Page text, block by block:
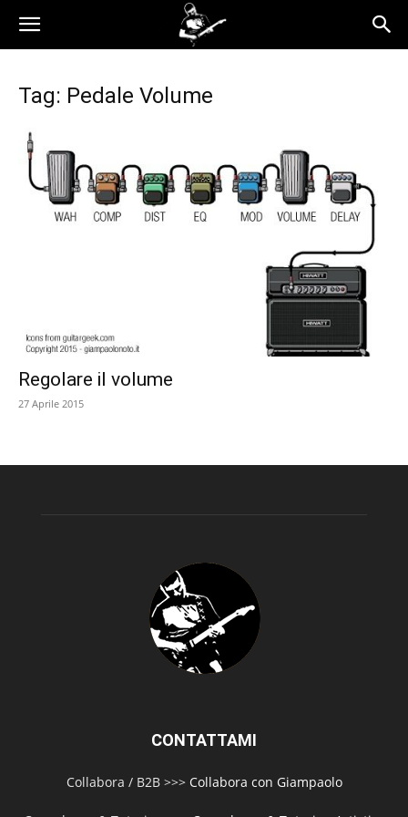
Tag: Pedale Volume
Regolare il volume
27 Aprile 2015
CONTATTAMI
Collabora / B2B >>> Collabora con Giampaolo